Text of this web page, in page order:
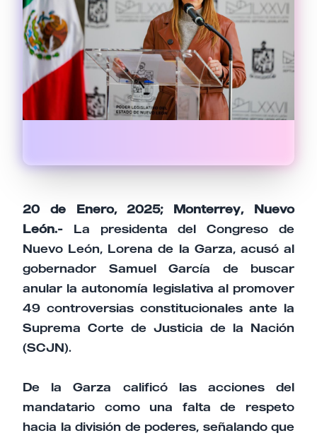
20 de Enero, 2025; Monterrey, Nuevo
León.- La presidenta del Congreso de
Nuevo León, Lorena de la Garza, acusó al
gobernador Samuel García de buscar
anular la autonomía legislativa al promover
49 controversias constitucionales ante la
Suprema Corte de Justicia de la Nación
(SCJN).
De la Garza calificó las acciones del
mandatario como una falta de respeto
hacia la división de poderes, señalando que